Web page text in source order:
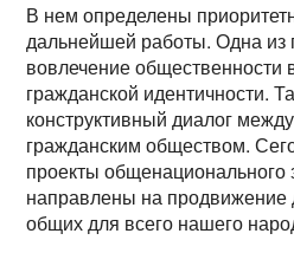
В нем определены
дальнейшей работы. Одна из
вовлечение
гражданской идентичности.
конструктивный диалог
гражданским обществом.
проекты общенационального
направлены на продвижение
общих для всего нашего